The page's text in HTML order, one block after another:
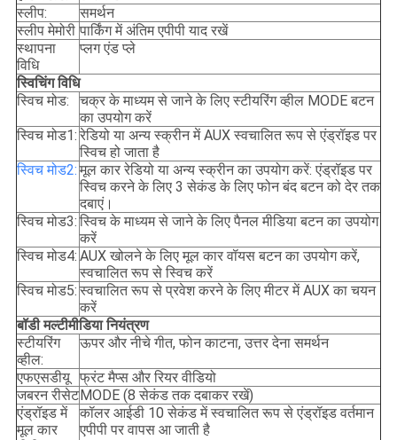
स्लीप:
समर्थन
स्लीप मेमोरी पार्किंग में अंतिम एपीपी याद रखें
स्थापना
विधि
प्लग एंड प्ले
स्विचिंग विधि
स्विच मोड:
चक्र के माध्यम से जाने के लिए स्टीयरिंग व्हील MODE बटन
का उपयोग करें
स्विच मोड1: रेडियो या अन्य स्क्रीन में AUX स्वचालित रूप से एंड्रॉइड पर
स्विच हो जाता है
स्विच मोड2: मूल कार रेडियो या अन्य स्क्रीन का उपयोग करें: एंड्रॉइड पर
स्विच करने के लिए 3 सेकंड के लिए फोन बंद बटन को देर तक
दबाएं।
स्विच मोड3: स्विच के माध्यम से जाने के लिए पैनल मीडिया बटन का उपयोग
करें
स्विच मोड4: AUX खोलने के लिए मूल कार वॉयस बटन का उपयोग करें,
स्वचालित रूप से स्विच करें
स्विच मोड5: स्वचालित रूप से प्रवेश करने के लिए मीटर में AUX का चयन
करें
बॉडी मल्टीमीडिया नियंत्रण
स्टीयरिंग
व्हील:
ऊपर और नीचे गीत, फोन काटना, उत्तर देना समर्थन
एफएसडीयू फ्रंट मैप्स और रियर वीडियो
जबरन रीसेट MODE (8 सेकंड तक दबाकर रखें)
एंड्रॉइड में
मूल कार
कॉलर आईडी 10 सेकंड में स्वचालित रूप से एंड्रॉइड वर्तमान
एपीपी पर वापस आ जाती है